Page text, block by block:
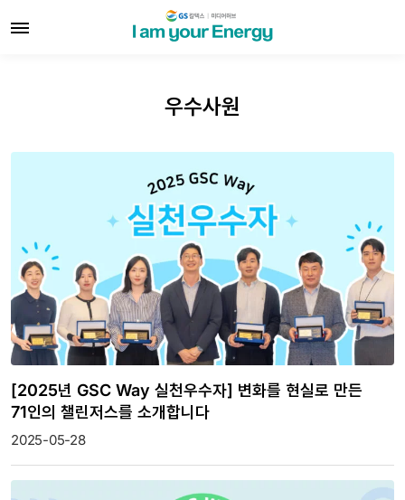
우수사원
[2025년 GSC Way 실천우수자] 변화를 현실로 만든
71인의 챌린저스를 소개합니다
2025-05-28